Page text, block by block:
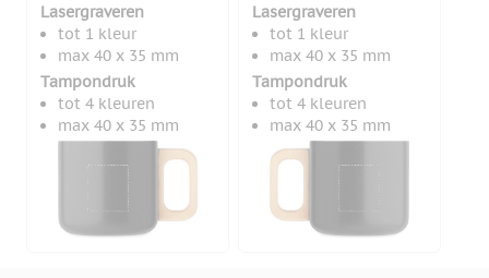
Lasergraveren
tot 1 kleur
max 40 x 35 mm
Tampondruk
tot 4 kleuren
max 40 x 35 mm
Lasergraveren
tot 1 kleur
max 40 x 35 mm
Tampondruk
tot 4 kleuren
max 40 x 35 mm